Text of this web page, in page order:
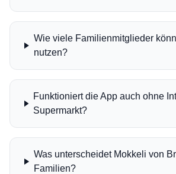
Wie viele Familienmitglieder
nutzen?
Funktioniert die App auch ohne
Supermarkt?
Was unterscheidet Mokkeli von
Familien?